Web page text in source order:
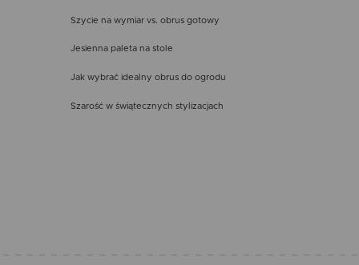
Szycie na wymiar vs. obrus gotowy
Jesienna paleta na stole
Jak wybrać idealny obrus do ogrodu
Szarość w świątecznych stylizacjach